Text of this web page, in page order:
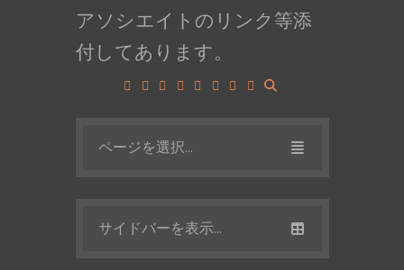
アソシエイトのリンク等添
付してあります。
ページを選択...
サイドバーを表示...